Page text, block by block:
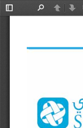
Toggle
PreviousNext